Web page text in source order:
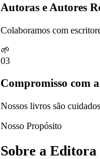
Autoras e Autores
Colaboramos com
🌱
03
Compromisso com
Nossos livros são
Nosso Propósito
Sobre a